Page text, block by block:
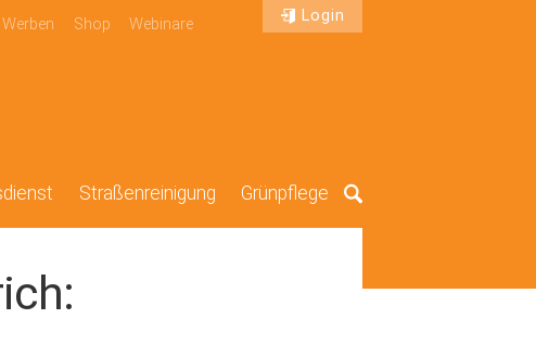
Werben Shop Webinare Login
Straßenreinigung Grünpflege Suche